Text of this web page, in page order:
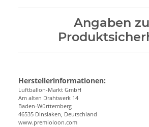
Angaben
Herstellerinformationen:
Luftballon-Markt GmbH
Am alten Drahtwerk 14
Baden-Württemberg
46535 Dinslaken, Deutschland
www.premioloon.com